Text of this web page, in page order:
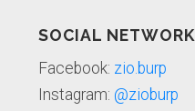
SOCIAL NETWORK
Facebook: zio.burp
Instagram: @zioburp